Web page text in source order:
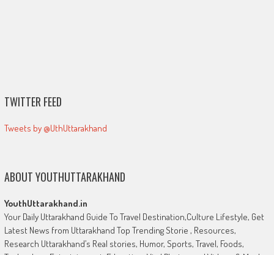
TWITTER FEED
Tweets by @UthUttarakhand
ABOUT YOUTHUTTARAKHAND
YouthUttarakhand.in
Your Daily Uttarakhand Guide To Travel Destination,Culture Lifestyle, Get
Latest News from Uttarakhand Top Trending Storie , Resources,
Research Uttarakhand’s Real stories, Humor, Sports, Travel, Foods,